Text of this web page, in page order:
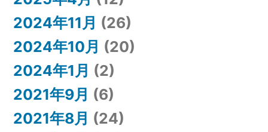
2024年11月 (26)
2024年10月 (20)
2024年1月 (2)
2021年9月 (6)
2021年8月 (24)